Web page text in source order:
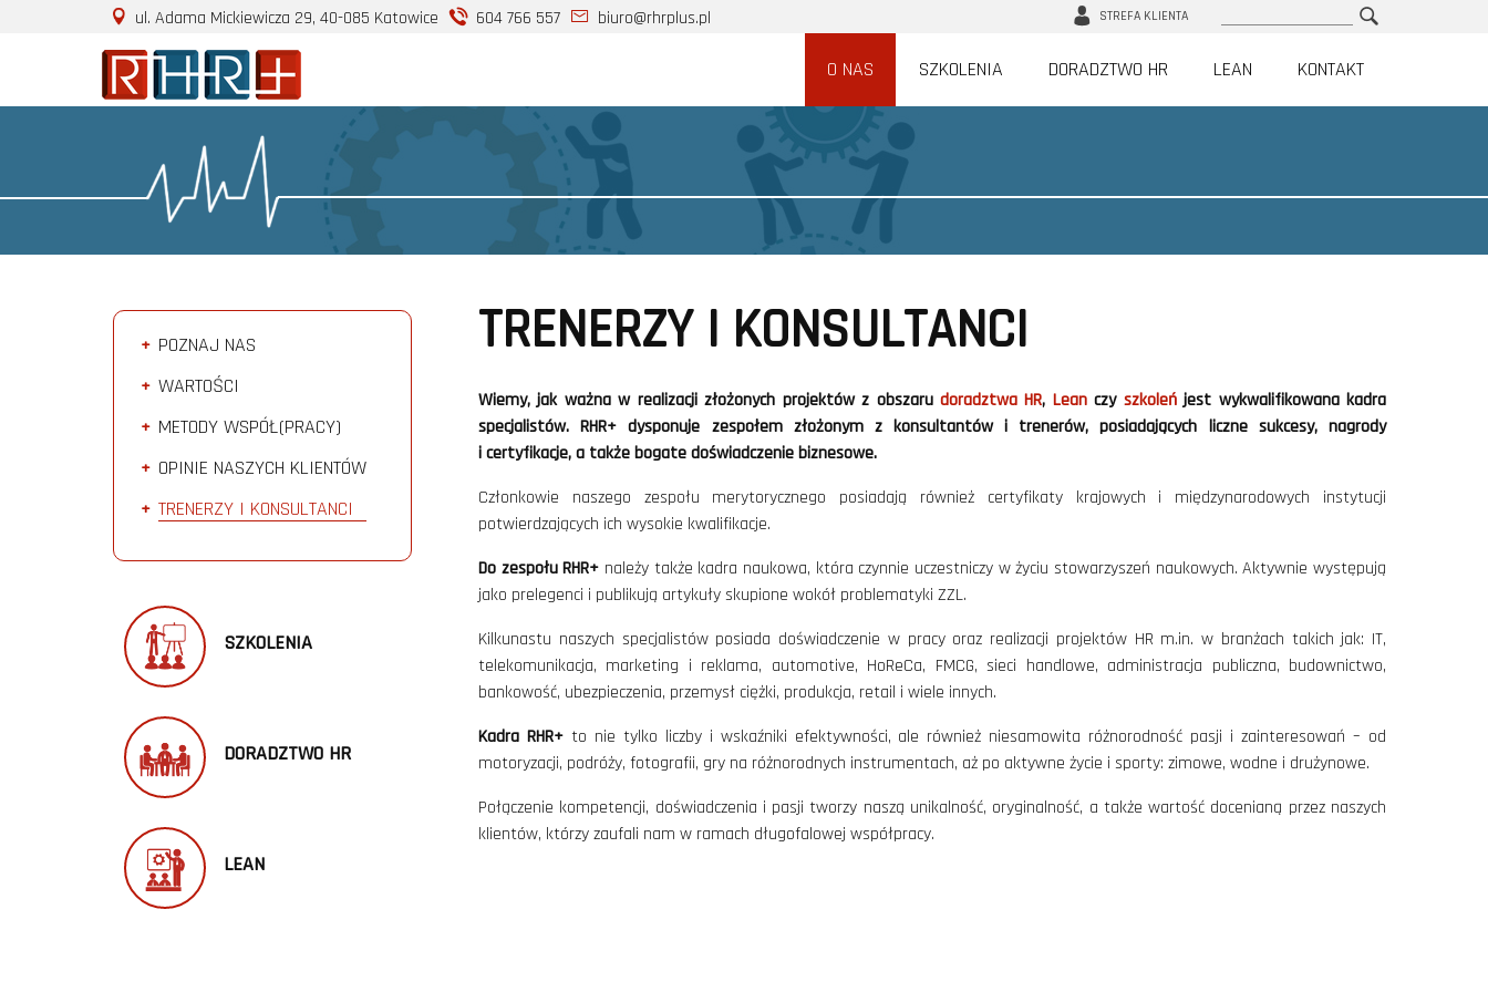
STREFA KLIENTA
ul. Adama Mickiewicza 29, 40-085 Katowice 604 766 557 biuro@rhrplus.pl
O NAS SZKOLENIA DORADZTWO HR LEAN KONTAKT
POZNAJ NAS
WARTOŚCI
METODY WSPÓŁ(PRACY)
OPINIE NASZYCH KLIENTÓW
TRENERZY I KONSULTANCI
SZKOLENIA
DORADZTWO HR
LEAN
TRENERZY I KONSULTANCI
Wiemy, jak ważna w realizacji złożonych projektów z obszaru doradztwa HR, Leanczy szkoleńjest wykwalifikowana kadra
specjalistów. RHR+ dysponuje zespołem złożonym z konsultantów i trenerów, posiadających liczne sukcesy, nagrody
i certyfikacje, a także bogate doświadczenie biznesowe.
Członkowie naszego zespołu merytorycznego posiadają również certyfikaty krajowych i międzynarodowych instytucji
potwierdzających ich wysokie kwalifikacje.
Do zespołu RHR+ należy także kadra naukowa, która czynnie uczestniczy w życiu stowarzyszeń naukowych. Aktywnie występują
jako prelegenci i publikują artykuły skupione wokół problematyki ZZL.
Kilkunastu naszych specjalistów posiada doświadczenie w pracy oraz realizacji projektów HR m.in. w branżach takich jak: IT,
telekomunikacja, marketing i reklama, automotive, HoReCa, FMCG, sieci handlowe, administracja publiczna, budownictwo,
bankowość, ubezpieczenia, przemysł ciężki, produkcja, retail i wiele innych.
Kadra RHR+to nie tylko liczby i wskaźniki efektywności, ale również niesamowita różnorodność pasji i zainteresowań – od
motoryzacji, podróży, fotografii, gry na różnorodnych instrumentach, aż po aktywne życie i sporty: zimowe, wodne i drużynowe.
Połączenie kompetencji, doświadczenia i pasji tworzy naszą unikalność, oryginalność, a także wartość docenianą przez naszych
klientów, którzy zaufali nam w ramach długofalowej współpracy.